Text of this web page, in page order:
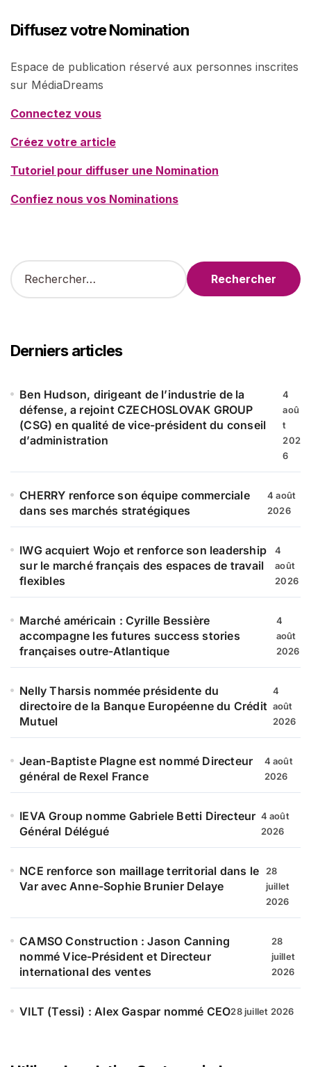
Diffusez votre Nomination
Espace de publication réservé aux personnes inscrites
sur MédiaDreams
Connectez vous
Créez votre article
Tutoriel pour diffuser une Nomination
Confiez nous vos Nominations
R
e
r
c
e
Derniers articles
Ben Hudson, dirigeant de l’industrie de la
défense, a rejoint CZECHOSLOVAK GROUP
(CSG) en qualité de vice-président du conseil
d’administration
4
aoû
t
202
6
CHERRY renforce son équipe commerciale
dans ses marchés stratégiques
4 août
2026
IWG acquiert Wojo et renforce son leadership
sur le marché français des espaces de travail
flexibles
4
août
2026
Marché américain : Cyrille Bessière
accompagne les futures success stories
françaises outre-Atlantique
4
août
2026
Nelly Tharsis nommée présidente du
directoire de la Banque Européenne du Crédit
Mutuel
4
août
2026
Jean-Baptiste Plagne est nommé Directeur
général de Rexel France
4 août
2026
IEVA Group nomme Gabriele Betti Directeur
Général Délégué
4 août
2026
NCE renforce son maillage territorial dans le
Var avec Anne-Sophie Brunier Delaye
28
juillet
2026
CAMSO Construction : Jason Canning
nommé Vice-Président et Directeur
international des ventes
28
juillet
2026
VILT (Tessi) : Alex Gaspar nommé CEO28 juillet 2026